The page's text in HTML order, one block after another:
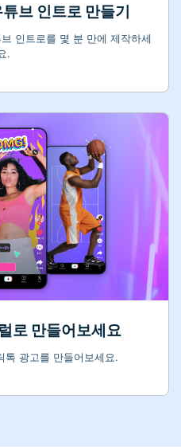
브 인트로 만들기
인트로를 몇 분 만에 제작하세
.
로 만들어보세요
톡 광고를 만들어보세요.